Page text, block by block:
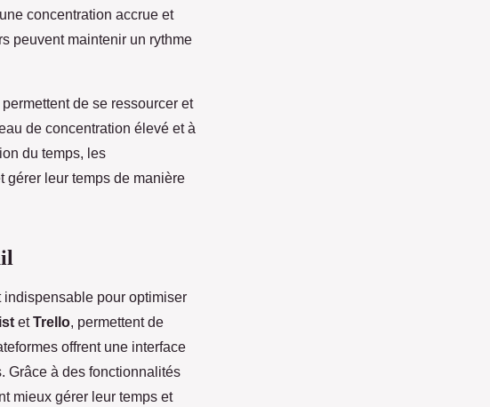
concentration accrue et
peuvent maintenir un rythme
de se ressourcer et
de concentration élevé et à
du temps, les
gérer leur temps de manière
pour optimiser
etTrello, permettent de
offrent une interface
Grâce à des fonctionnalités
mieux gérer leur temps et